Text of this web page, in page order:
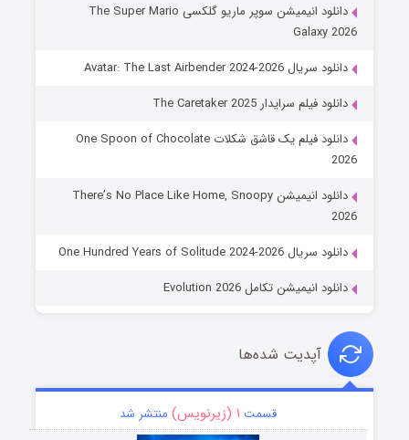
دانلود انیمیشن سوپر ماریو گلکسی The Super Mario
Galaxy 2026
دانلود سریال Avatar: The Last Airbender 2024-2026
دانلود فیلم سرایدار The Caretaker 2025
دانلود فیلم یک قاشق شکلات One Spoon of Chocolate
2026
دانلود انیمیشن There’s No Place Like Home, Snoopy
2026
دانلود سریال One Hundred Years of Solitude 2024-2026
دانلود انیمیشن تکامل Evolution 2026
آپدیت شده‌ها
قسمت ۱ (زیرنویس) منتشر شد